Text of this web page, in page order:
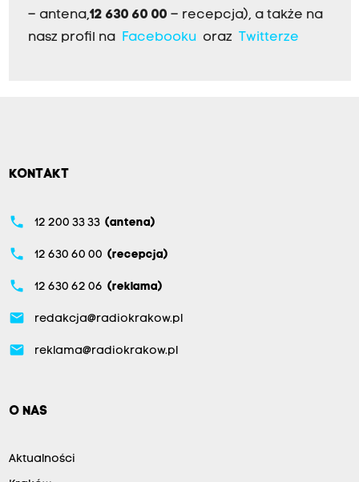
– antena,12 630 60 00 – recepcja), a także na
nasz profil na
Facebookuoraz Twitterze
KONTAKT
phone 12 200 33 33 (antena)
phone 12 630 60 00 (recepcja)
phone 12 630 62 06 (reklama)
email redakcja@radiokrakow.pl
email reklama@radiokrakow.pl
O NAS
Aktualności